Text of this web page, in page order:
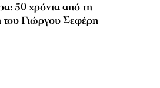
50 χρόνια από τη
Γιώργου Σεφέρη